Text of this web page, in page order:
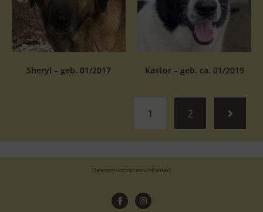
Sheryl – geb. 01/2017 Kastor – geb. ca. 01/2019
1 2
DatenschutzImpressumKontakt